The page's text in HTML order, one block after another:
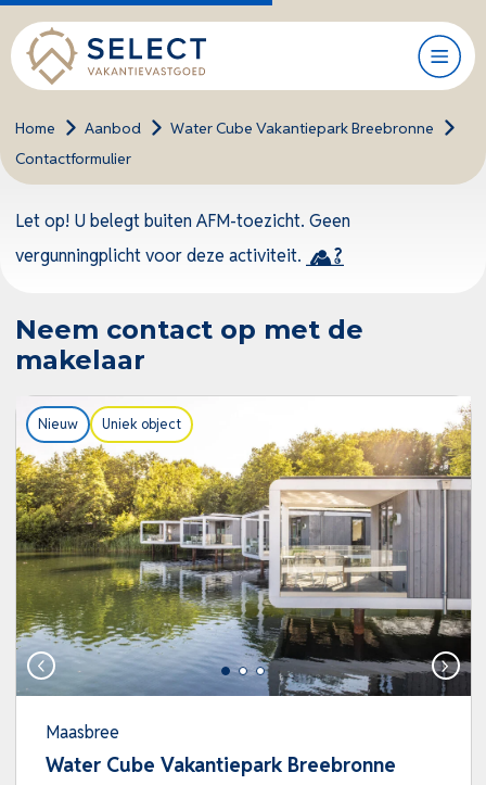
Home > Aanbod > Water Cube Vakantiepark Breebronne
>
Contactformulier
Let op! U belegt buiten AFM-toezicht. Geen
vergunningplicht voor deze activiteit.
Neem contact op met de
makelaar
Nieuw Uniek object
Maasbree
Water Cube Vakantiepark Breebronne